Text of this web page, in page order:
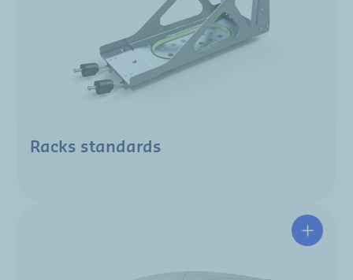
Racks standards